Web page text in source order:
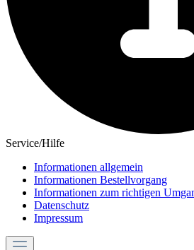
Service/Hilfe
Informationen allgemein
Informationen Bestellvorgang
Informationen zum richtigen
Datenschutz
Impressum